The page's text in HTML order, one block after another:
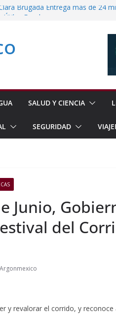
Brugada Entrega más de 24
Chimalhuacán
Sheinbaum Entrega Pensión
Perú
SALUD Y CIENCIA
SEGURIDAD
Junio,
del
y revalorar el corrido, y